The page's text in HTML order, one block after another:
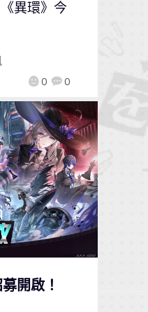
0 0
異環》今
開啟！